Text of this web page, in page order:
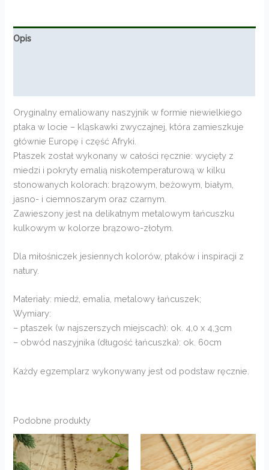
Opis
Oryginalny emaliowany naszyjnik w formie niewielkiego
ptaka w locie – kląskawki zwyczajnej, która zamieszkuje
głównie Europę i część Afryki.
Ptaszek został wykonany w całości ręcznie: wycięty z
miedzi i pokryty emalią niskotemperaturową w kilku
stonowanych kolorach: brązowym, beżowym, białym,
jasno- i ciemnoszarym oraz czarnym.
Zawieszony jest na delikatnym metalowym łańcuszku
kulkowym w kolorze brązowo-złotym.
Dla miłośniczek jesiennych kolorów, ptaków i inspiracji z
natury.
Materiały: miedź, emalia, metalowy łańcuszek;
Wymiary:
– ptaszek (w najszerszych miejscach): ok. 4,0 x 4,3cm
– obwód naszyjnika (długość łańcuszka): ok. 60cm
Każdy egzemplarz wykonywany jest od podstaw ręcznie.
Podobne produkty